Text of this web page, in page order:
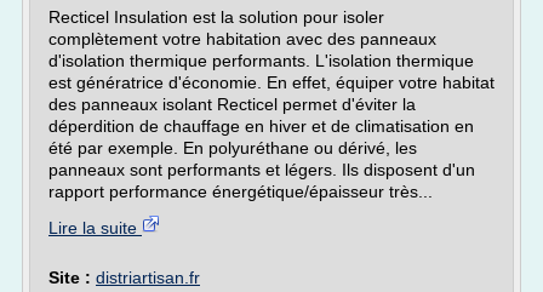
Recticel Insulation est la solution pour isoler
complètement votre habitation avec des panneaux
d'isolation thermique performants. L'isolation thermique
est génératrice d'économie. En effet, équiper votre habitat
des panneaux isolant Recticel permet d'éviter la
déperdition de chauffage en hiver et de climatisation en
été par exemple. En polyuréthane ou dérivé, les
panneaux sont performants et légers. Ils disposent d'un
rapport performance énergétique/épaisseur très...
Lire la suite
Site : distriartisan.fr